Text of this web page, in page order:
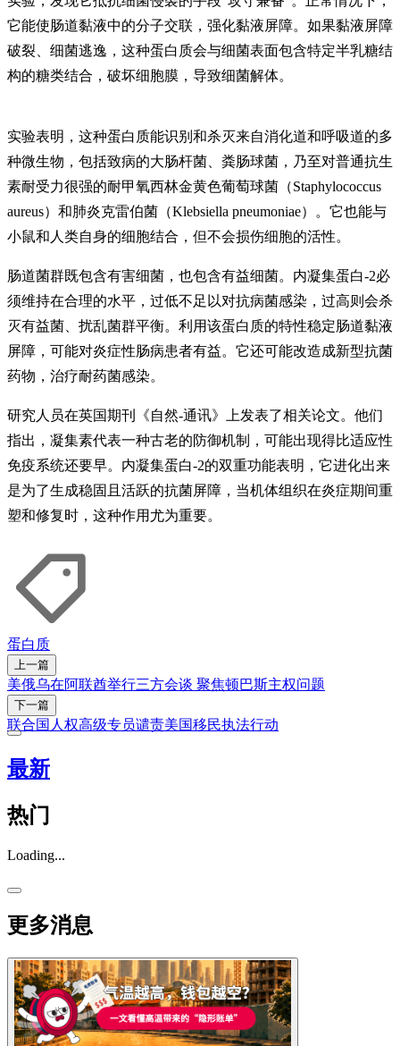
它能使肠道黏液中的分子交联，强化黏液屏障。如果黏液屏障
破裂、细菌逃逸，这种蛋白质会与细菌表面包含特定半乳糖结
构的糖类结合，破坏细胞膜，导致细菌解体。
实验表明，这种蛋白质能识别和杀灭来自消化道和呼吸道的多
种微生物，包括致病的大肠杆菌、粪肠球菌，乃至对普通抗生
素耐受力很强的耐甲氧西林金黄色葡萄球菌（Staphylococcus
aureus）和肺炎克雷伯菌（Klebsiella pneumoniae）。它也能与
小鼠和人类自身的细胞结合，但不会损伤细胞的活性。
肠道菌群既包含有害细菌，也包含有益细菌。内凝集蛋白-2必
须维持在合理的水平，过低不足以对抗病菌感染，过高则会杀
灭有益菌、扰乱菌群平衡。利用该蛋白质的特性稳定肠道黏液
屏障，可能对炎症性肠病患者有益。它还可能改造成新型抗菌
药物，治疗耐药菌感染。
研究人员在英国期刊《自然-通讯》上发表了相关论文。他们
指出，凝集素代表一种古老的防御机制，可能出现得比适应性
免疫系统还要早。内凝集蛋白-2的双重功能表明，它进化出来
是为了生成稳固且活跃的抗菌屏障，当机体组织在炎症期间重
塑和修复时，这种作用尤为重要。
蛋白质
上一篇
美俄乌在阿联酋举行三方会谈 聚焦顿巴斯主权问题
下一篇
联合国人权高级专员谴责美国移民执法行动
最新
热门
Loading...
更多消息